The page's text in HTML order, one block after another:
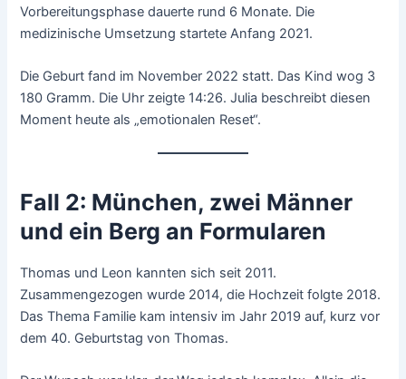
Vorbereitungsphase dauerte rund 6 Monate. Die
medizinische Umsetzung startete Anfang 2021.
Die Geburt fand im November 2022 statt. Das Kind wog 3
180 Gramm. Die Uhr zeigte 14:26. Julia beschreibt diesen
Moment heute als „emotionalen Reset“.
Fall 2: München, zwei Männer
und ein Berg an Formularen
Thomas und Leon kannten sich seit 2011.
Zusammengezogen wurde 2014, die Hochzeit folgte 2018.
Das Thema Familie kam intensiv im Jahr 2019 auf, kurz vor
dem 40. Geburtstag von Thomas.